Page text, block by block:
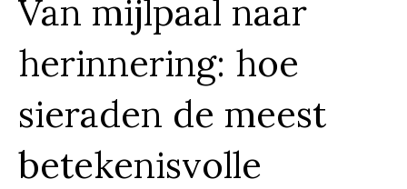
Van mijlpaal naar
herinnering: hoe
sieraden de meest
betekenisvolle